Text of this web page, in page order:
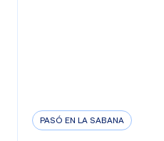
PASÓ EN LA SABANA